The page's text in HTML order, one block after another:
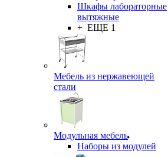
Шкафы лабораторные
вытяжные
+ ЕЩЕ 1
Мебель из нержавеющей
стали
Модульная мебель
Наборы из модулей